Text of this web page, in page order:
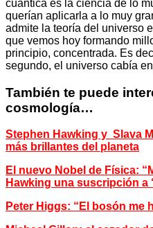
cuántica es la ciencia de lo
querían aplicarla a lo muy
admite la teoría del universo
que vemos hoy formando
principio, concentrada. Es
segundo, el universo cabía
También te puede
cosmología…
Stephen Hawking y Slava
más brillantes del planeta
El nuevo Nobel de Física:
Hawking una suscripción a
Peter Higgs: “El bosón me